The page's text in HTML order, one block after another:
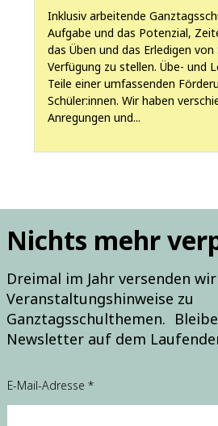
Inklusiv arbeitende
Aufgabe und das Potenzial,
das Üben und das Erledigen
Verfügung zu stellen. Übe- und
Teile einer umfassenden
Schüler:innen. Wir haben
Anregungen und...
Nichts mehr
Dreimal im Jahr versenden
Veranstaltungshinweise zu
Ganztagsschulthemen.
Newsletter auf dem
-
M
E-Mail-Adresse *